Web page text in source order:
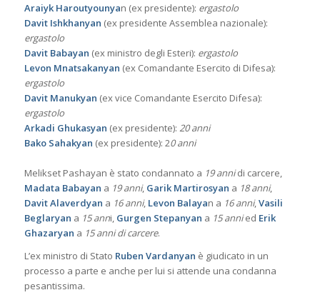
Araiyk Haroutyounyan (ex presidente): ergastolo
Davit Ishkhanyan (ex presidente Assemblea nazionale):
ergastolo
Davit Babayan (ex ministro degli Esteri): ergastolo
Levon Mnatsakanyan (ex Comandante Esercito di Difesa):
ergastolo
Davit Manukyan (ex vice Comandante Esercito Difesa):
ergastolo
Arkadi Ghukasyan (ex presidente): 20 anni
Bako Sahakyan (ex presidente): 20 anni
Melikset Pashayan è stato condannato a 19 annidi carcere,
Madata Babayan a 19 anni, Garik Martirosyan a 18 anni,
Davit Alaverdyan a 16 anni, Levon Balayan a 16 anni,Vasili
Beglaryan a 15 anni, Gurgen Stepanyan a 15 annied Erik
Ghazaryan a 15 anni di carcere.
L’ex ministro di Stato Ruben Vardanyan è giudicato in un
processo a parte e anche per lui si attende una condanna
pesantissima.